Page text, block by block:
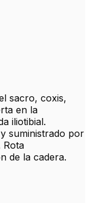
sacro, coxis,
en la
iliotibial.
suministrado por
Rota
de la cadera.